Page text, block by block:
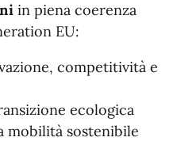
in piena coerenza
EU:
competitività e
ecologica
mobilità sostenibile